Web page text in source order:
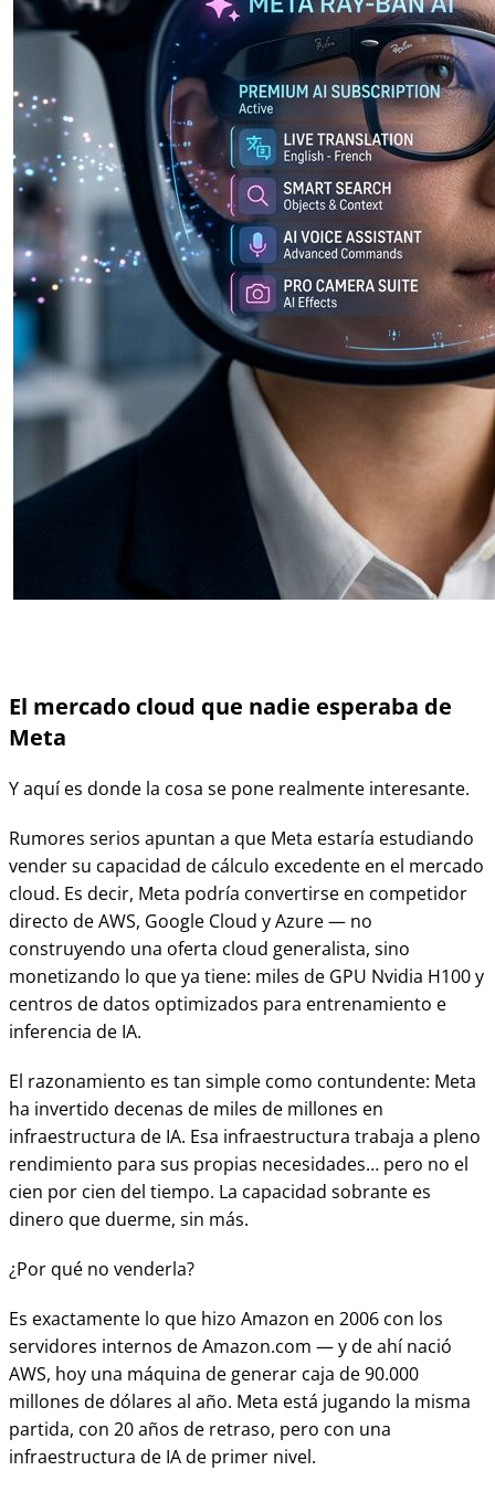
El mercado cloud que nadie esperaba de
Meta
Y aquí es donde la cosa se pone realmente interesante.
Rumores serios apuntan a que Meta estaría estudiando
vender su capacidad de cálculo excedente en el mercado
cloud. Es decir, Meta podría convertirse en competidor
directo de AWS, Google Cloud y Azure — no
construyendo una oferta cloud generalista, sino
monetizando lo que ya tiene: miles de GPU Nvidia H100 y
centros de datos optimizados para entrenamiento e
inferencia de IA.
El razonamiento es tan simple como contundente: Meta
ha invertido decenas de miles de millones en
infraestructura de IA. Esa infraestructura trabaja a pleno
rendimiento para sus propias necesidades… pero no el
cien por cien del tiempo. La capacidad sobrante es
dinero que duerme, sin más.
¿Por qué no venderla?
Es exactamente lo que hizo Amazon en 2006 con los
servidores internos de Amazon.com — y de ahí nació
AWS, hoy una máquina de generar caja de 90.000
millones de dólares al año. Meta está jugando la misma
partida, con 20 años de retraso, pero con una
infraestructura de IA de primer nivel.